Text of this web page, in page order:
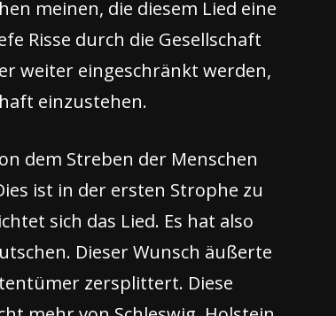
meinen, die diesem Lied eine
Risse durch die Gesellschaft
weiter eingeschränkt werden,
einzustehen.
dem Streben der Menschen
ist in der ersten Strophe zu
sich das Lied. Es hat also
Dieser Wunsch äußerte
zersplittert. Diese